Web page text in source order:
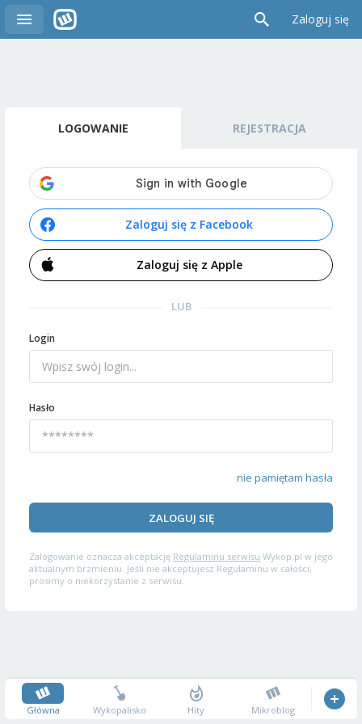
Zaloguj się
LOGOWANIE REJESTRACJA
Zaloguj się z Facebook
Zaloguj się z Apple
LUB
Login
Hasło
nie pamiętam hasła
ZALOGUJ SIĘ
Zalogowanie oznacza akceptację Regulaminu serwisu Wykop.pl w jego
aktualnym brzmieniu. Jeśli nie akceptujesz Regulaminu w całości,
prosimy o niekorzystanie z serwisu.
Główna Wykopalisko Hity Mikroblog